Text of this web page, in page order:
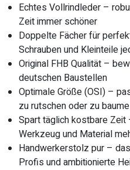
Echtes Vollrindleder –
Zeit immer schöner
Doppelte Fächer für
Schrauben und Kleinteile
Original FHB Qualität –
deutschen Baustellen
Optimale Größe (OSI) –
zu rutschen oder zu
Spart täglich kostbare
Werkzeug und Material
Handwerkerstolz pur –
Profis und ambitionierte